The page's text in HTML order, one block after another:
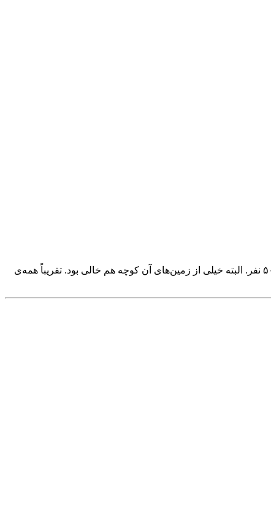
خرده نان خدابیامرز پدرم، وقتی در سال ۵۴ خانه‌اش را در ناحیه‌ای دور از مرکز شهر ساخت، کوچه‌ی ما ۱۲-۱۰ خانه داشت با جمعیتی حدود ۵۰ نفر. البته خیلی از زمین‌های آن کوچه هم خالی بود. تقریباً همه‌ی